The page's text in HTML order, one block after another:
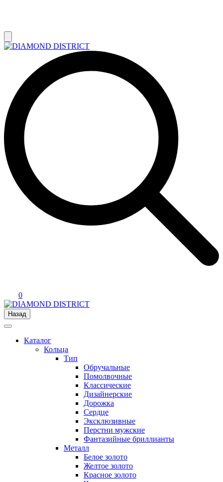
0
Назад
Каталог
Кольца
Тип
Обручальные
Помолвочные
Классические
Дизайнерские
Дорожка
Сердце
Эксклюзивные
Перстни мужские
Фантазийные бриллианты
Металл
Белое золото
Желтое золото
Красное золото